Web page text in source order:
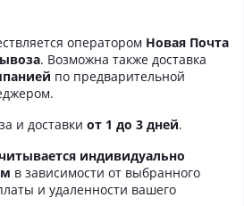
оператором Новая Почта
. Возможна также доставка
по предварительной
и доставки от 1 до 3 дней.
индивидуально
в зависимости от выбранного
и удаленности вашего